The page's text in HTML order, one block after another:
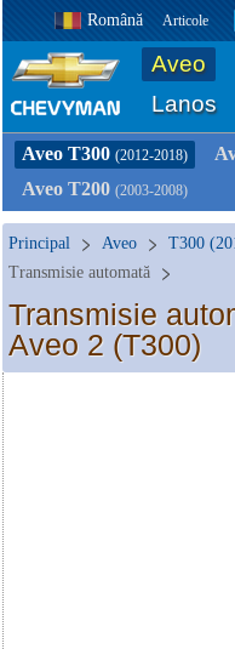
Română Articole
Aveo
Lanos
Aveo T300 (2012-2018)
Aveo T200 (2003-2008)
Principal Aveo T300
Transmisie automată
Transmisie
Aveo 2 (T300)